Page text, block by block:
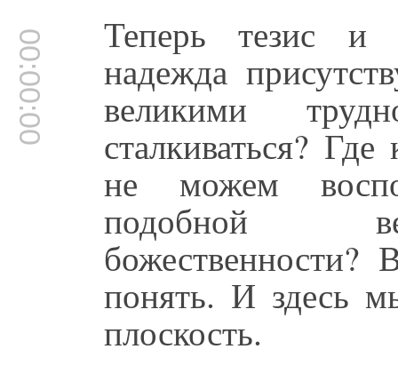
00:00:00 Теперь тезис и
надежда
великими
сталкиваться?
не можем
подобной
понять. И здесь
плоскость.